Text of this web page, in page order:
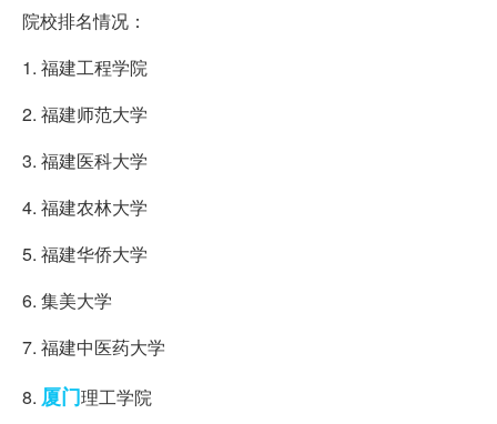
院校排名情况：
1. 福建工程学院
2. 福建师范大学
3. 福建医科大学
4. 福建农林大学
5. 福建华侨大学
6. 集美大学
7. 福建中医药大学
8. 厦门理工学院